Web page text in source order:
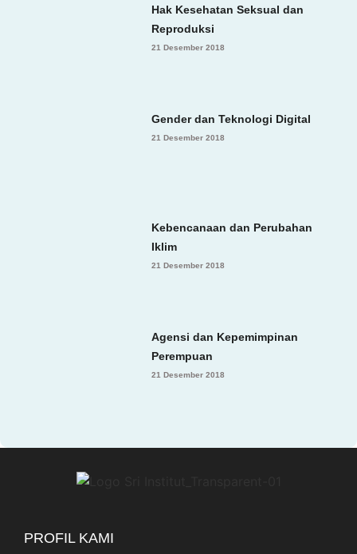
Hak Kesehatan Seksual dan
Reproduksi
21 Desember 2018
Gender dan Teknologi Digital
21 Desember 2018
Kebencanaan dan Perubahan
Iklim
21 Desember 2018
Agensi dan Kepemimpinan
Perempuan
21 Desember 2018
PROFIL KAMI